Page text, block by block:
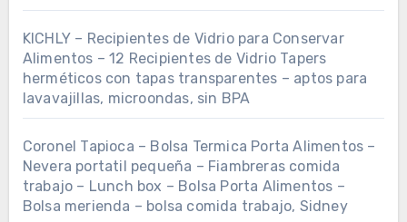
KICHLY – Recipientes de Vidrio para Conservar
Alimentos – 12 Recipientes de Vidrio Tapers
herméticos con tapas transparentes – aptos para
lavavajillas, microondas, sin BPA
Coronel Tapioca – Bolsa Termica Porta Alimentos –
Nevera portatil pequeña – Fiambreras comida
trabajo – Lunch box – Bolsa Porta Alimentos –
Bolsa merienda – bolsa comida trabajo, Sidney